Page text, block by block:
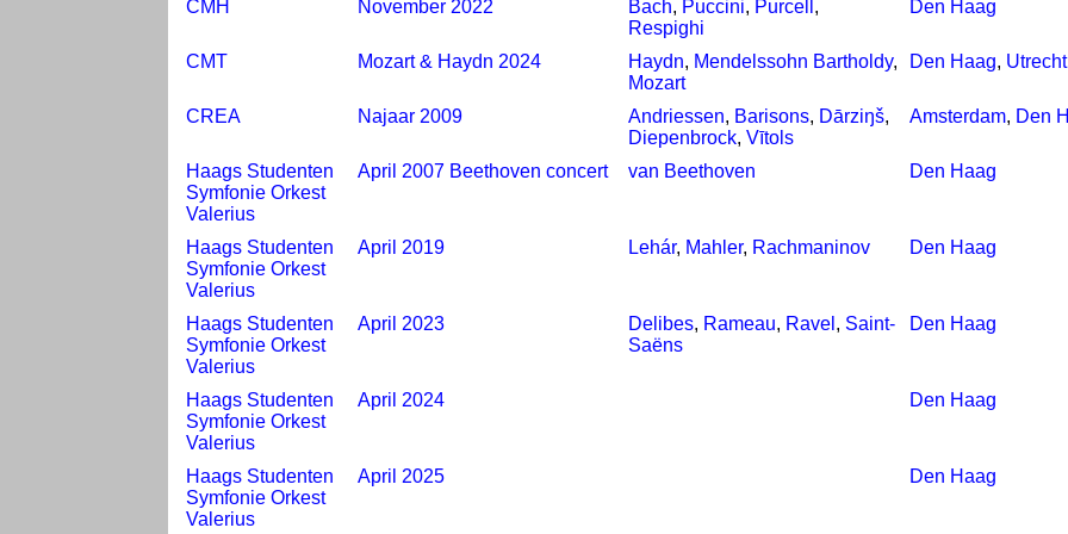
CMH November 2022 Bach, Puccini, Purcell ,
Respighi
Den Haag
CMT Mozart & Haydn 2024 Haydn, Mendelssohn Bartholdy,
Mozart
Den Haag, Utrecht
CREA Najaar 2009 Andriessen, Barisons, Dārziŋš,
Diepenbrock, Vītols
Amsterdam, Den
Haags Studenten
Symfonie Orkest
Valerius
April 2007 Beethoven concert van Beethoven Den Haag
Haags Studenten
Symfonie Orkest
Valerius
April 2019 Lehár, Mahler, Rachmaninov Den Haag
Haags Studenten
Symfonie Orkest
Valerius
April 2023 Delibes, Rameau, Ravel , Saint-
Saëns
Den Haag
Haags Studenten
Symfonie Orkest
Valerius
April 2024 Den Haag
Haags Studenten
Symfonie Orkest
Valerius
April 2025 Den Haag